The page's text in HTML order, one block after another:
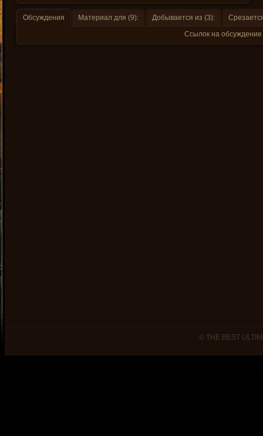
Обсуждения Материал для (9): Добывается из (3):
Ссылок на
© THE BEST